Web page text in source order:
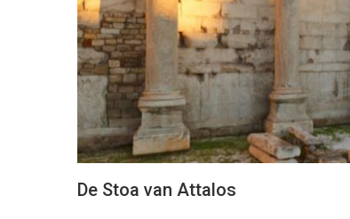
De Stoa van Attalos